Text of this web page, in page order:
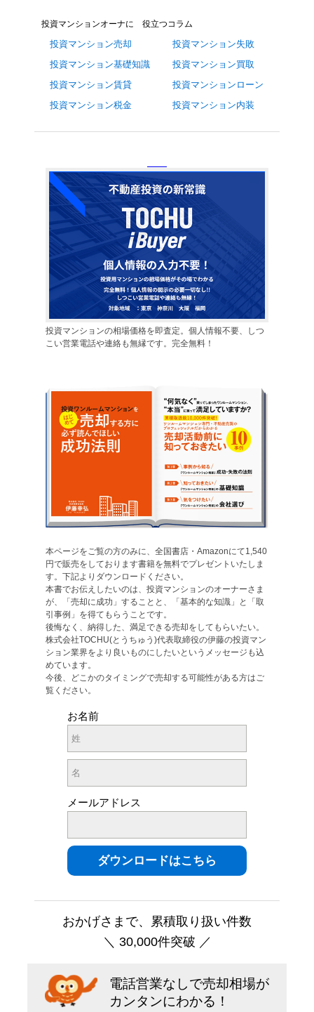
投資マンションオーナに 役立つコラム
投資マンション売却
投資マンション基礎知識
投資マンション賃貸
投資マンション税金
投資マンション失敗
投資マンション買取
投資マンションローン
投資マンション内装
投資マンションの相場価格を即査定。個人情報不要、しつ
こい営業電話や連絡も無縁です。完全無料！
本ページをご覧の方のみに、全国書店・Amazonにて1,540
円で販売をしております書籍を無料でプレゼントいたしま
す。下記よりダウンロードください。
本書でお伝えしたいのは、投資マンションのオーナーさま
が、「売却に成功」することと、「基本的な知識」と「取
引事例」を得てもらうことです。
後悔なく、納得した、満足できる売却をしてもらいたい。
株式会社TOCHU(とうちゅう)代表取締役の伊藤の投資マン
ション業界をより良いものにしたいというメッセージも込
めています。
今後、どこかのタイミングで売却する可能性がある方はご
覧ください。
お名前
メールアドレス
おかげさまで、累積取り扱い件数
＼ 30,000件突破 ／
電話営業なしで売却相場が
カンタンにわかる！